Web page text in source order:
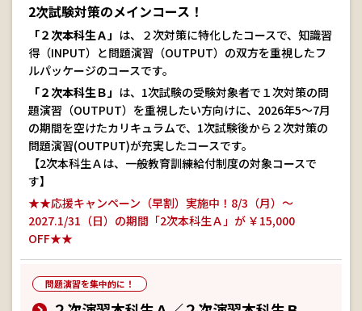
2次試験対策のメインコース！
「２次本科生Ａ」 は、２次対策に特化したコースで、知識習
得（INPUT）と問題演習（OUTPUT）の双方を重視したフ
ルパッケージのコースです。
「２次本科生Ｂ」 は、1次試験の受験対象者で１次対策の問
題演習（OUTPUT）を重視したい方向けに、2026年5～7月
の期間を空けたカリキュラムで、1次試験後から２次対策の
問題演習(OUTPUT)が充実したコースです。
【2次本科生Ａは、一般教育訓練給付制度の対象コースで
す】
★★応援キャンペーン（早割）実施中！8/3（月）～
2027.1/31（日）の期間「2次本科生Ａ」が ￥15,000
OFF★★
問題演習を集中的に！